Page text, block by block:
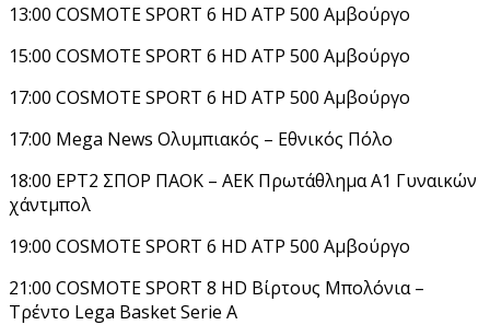
13:00 COSMOTE SPORT 6 HD ATP 500 Αμβούργο
15:00 COSMOTE SPORT 6 HD ATP 500 Αμβούργο
17:00 COSMOTE SPORT 6 HD ATP 500 Αμβούργο
17:00 Mega News Ολυμπιακός – Εθνικός Πόλο
18:00 ΕΡΤ2 ΣΠΟΡ ΠΑΟΚ – ΑΕΚ Πρωτάθλημα Α1 Γυναικών
χάντμπολ
19:00 COSMOTE SPORT 6 HD ATP 500 Αμβούργο
21:00 COSMOTE SPORT 8 HD Βίρτους Μπολόνια –
Τρέντο Lega Basket Serie A